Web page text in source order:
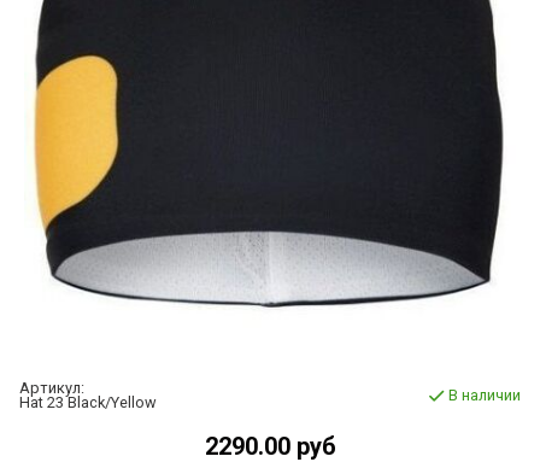
Артикул:
Hat 23 Black/Yellow
В наличии
2290.00 руб